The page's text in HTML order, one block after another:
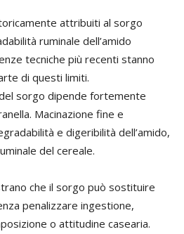
attribuiti al sorgo
ruminale dell’amido
tecniche più recenti stanno
di questi limiti.
sorgo dipende fortemente
Macinazione fine e
e digeribilità dell’amido,
del cereale.
che il sorgo può sostituire
penalizzare ingestione,
o attitudine casearia.